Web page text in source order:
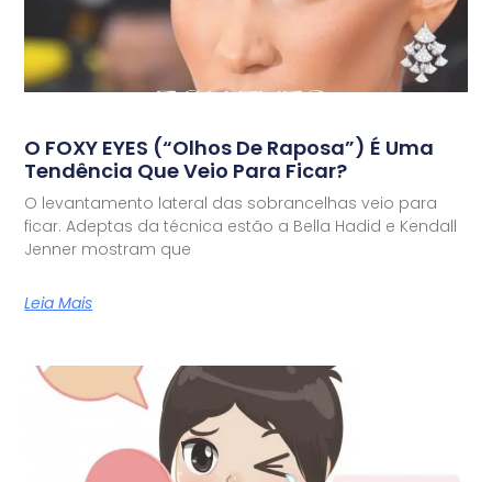
O FOXY EYES (“olhos De Raposa”) É Uma
Tendência Que Veio Para Ficar?
O levantamento lateral das sobrancelhas veio para
ficar. Adeptas da técnica estão a Bella Hadid e Kendall
Jenner mostram que
Leia Mais